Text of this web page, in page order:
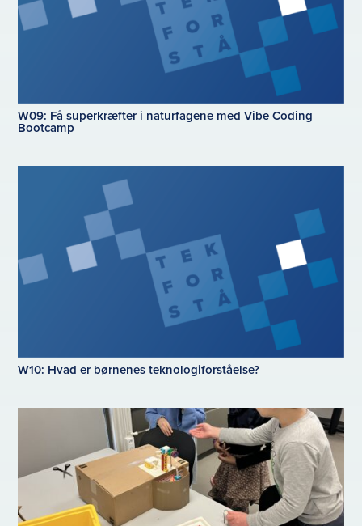
W09: Få superkræfter i naturfagene med Vibe Coding
Bootcamp
W10: Hvad er børnenes teknologiforståelse?